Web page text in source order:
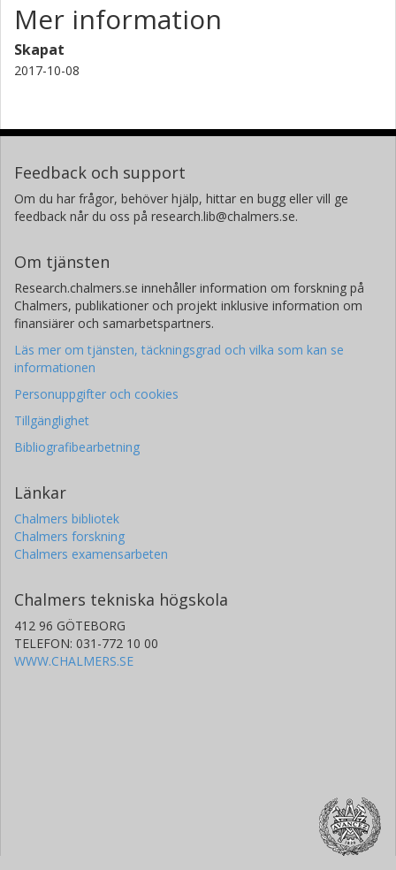
Mer information
Skapat
2017-10-08
Feedback och support
Om du har frågor, behöver hjälp, hittar en bugg eller vill ge
feedback når du oss på research.lib@chalmers.se.
Om tjänsten
Research.chalmers.se innehåller information om forskning på
Chalmers, publikationer och projekt inklusive information om
finansiärer och samarbetspartners.
Läs mer om tjänsten, täckningsgrad och vilka som kan se
informationen
Personuppgifter och cookies
Tillgänglighet
Bibliografibearbetning
Länkar
Chalmers bibliotek
Chalmers forskning
Chalmers examensarbeten
Chalmers tekniska högskola
412 96 GÖTEBORG
TELEFON: 031-772 10 00
WWW.CHALMERS.SE